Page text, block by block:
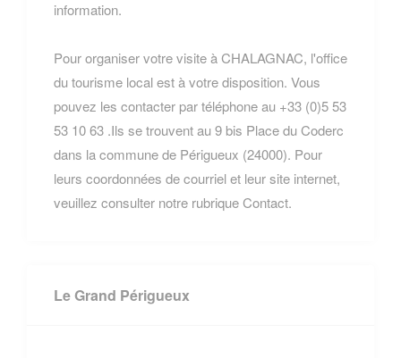
information.
Pour organiser votre visite à CHALAGNAC, l'office
du tourisme local est à votre disposition. Vous
pouvez les contacter par téléphone au +33 (0)5 53
53 10 63 .Ils se trouvent au 9 bis Place du Coderc
dans la commune de Périgueux (24000). Pour
leurs coordonnées de courriel et leur site internet,
veuillez consulter notre rubrique Contact.
Le Grand Périgueux